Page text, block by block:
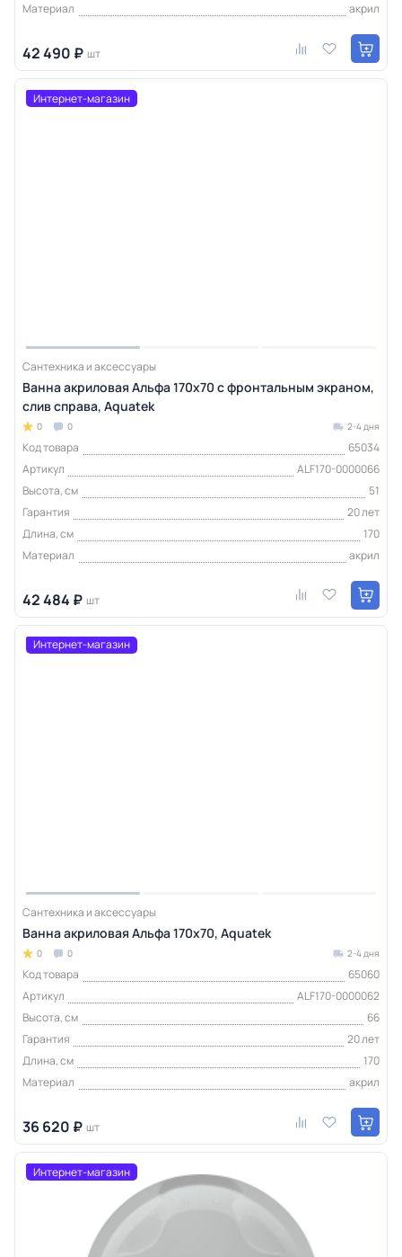
Материал
акрил
42 490 ₽ шт
Интернет-магазин
Сантехника и аксессуары
Ванна акриловая Альфа 170х70 с фронтальным экраном,
слив справа, Aquatek
0 0 2-4 дня
Код товара
65034
Артикул
ALF170-0000066
Высота, см
51
Гарантия
20 лет
Длина, см
170
Материал
акрил
42 484 ₽ шт
Интернет-магазин
Сантехника и аксессуары
Ванна акриловая Альфа 170х70, Aquatek
0 0 2-4 дня
Код товара
65060
Артикул
ALF170-0000062
Высота, см
66
Гарантия
20 лет
Длина, см
170
Материал
акрил
36 620 ₽ шт
Интернет-магазин